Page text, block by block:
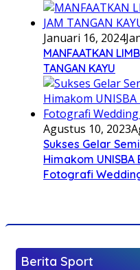
Januari 16, 2024
MANFAATKAN
TANGAN KAYU
Agustus 10, 2023
Sukses Gelar
Himakom
Fotografi
Berita Sport